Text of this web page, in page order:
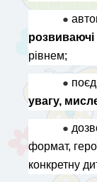
●
розвиваючі
рівнем;
●
увагу,
●
формат,
конкретну